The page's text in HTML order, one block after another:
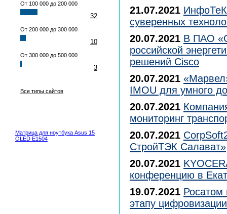
От 100 000 до 200 000
32
От 200 000 до 300 000
10
От 300 000 до 500 000
3
Все типы сайтов
Матрица для ноутбука Asus 15
OLED E1504
21.07.2021
суверенных
20.07.2021 В ПАО
российской
решений Cisco
20.07.2021
IMOU для умного
20.07.2021
мониторинг
20.07.2021
СтройТЭК Салават»
20.07.2021
конференцию в
19.07.2021 Росатом
этапу